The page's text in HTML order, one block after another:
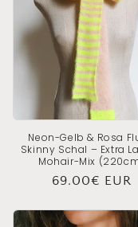
Neon-Gelb & Rosa
Skinny Schal – Extra
Mohair-Mix
Normaler
69.00€ EUR